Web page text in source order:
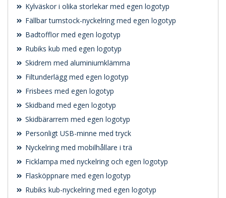
Kylväskor i olika storlekar med egen logotyp
Fällbar tumstock-nyckelring med egen logotyp
Badtofflor med egen logotyp
Rubiks kub med egen logotyp
Skidrem med aluminiumklämma
Filtunderlägg med egen logotyp
Frisbees med egen logotyp
Skidband med egen logotyp
Skidbärarrem med egen logotyp
Personligt USB-minne med tryck
Nyckelring med mobilhållare i trä
Ficklampa med nyckelring och egen logotyp
Flasköppnare med egen logotyp
Rubiks kub-nyckelring med egen logotyp